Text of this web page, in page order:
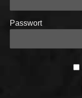
Passwort